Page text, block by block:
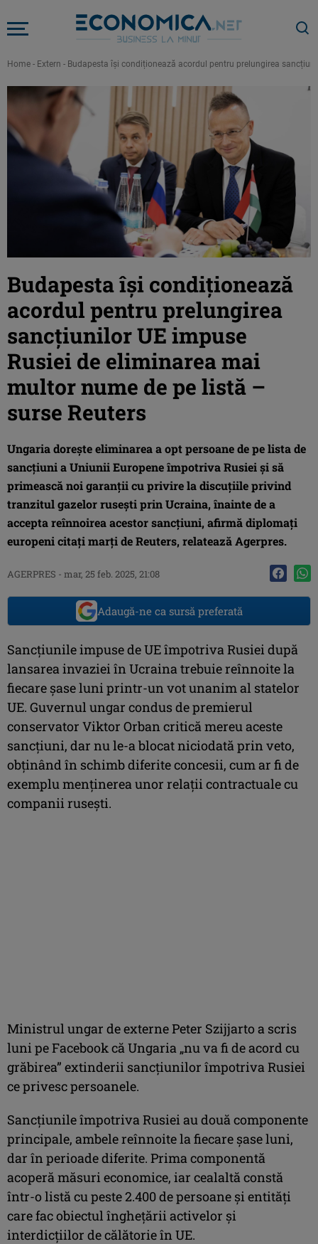
Home - Extern - Budapesta își condiționează acordul pentru prelungirea
Budapesta își condiționează
acordul pentru prelungirea
sancțiunilor UE impuse
Rusiei de eliminarea mai
multor nume de pe listă –
surse Reuters
Ungaria doreşte eliminarea a opt persoane de pe lista de
sancţiuni a Uniunii Europene împotriva Rusiei şi să
primească noi garanţii cu privire la discuţiile privind
tranzitul gazelor ruseşti prin Ucraina, înainte de a
accepta reînnoirea acestor sancţiuni, afirmă diplomaţi
europeni citaţi marţi de Reuters, relatează Agerpres.
AGERPRES - mar, 25 feb. 2025, 21:08
Adaugă-ne ca sursă preferată
Sancţiunile impuse de UE împotriva Rusiei după
lansarea invaziei în Ucraina trebuie reînnoite la
fiecare şase luni printr-un vot unanim al statelor
UE. Guvernul ungar condus de premierul
conservator Viktor Orban critică mereu aceste
sancţiuni, dar nu le-a blocat niciodată prin veto,
obţinând în schimb diferite concesii, cum ar fi de
exemplu menţinerea unor relaţii contractuale cu
companii ruseşti.
Ministrul ungar de externe Peter Szijjarto a scris
luni pe Facebook că Ungaria „nu va fi de acord cu
grăbirea” extinderii sancţiunilor împotriva Rusiei
ce privesc persoanele.
Sancţiunile împotriva Rusiei au două componente
principale, ambele reînnoite la fiecare şase luni,
dar în perioade diferite. Prima componentă
acoperă măsuri economice, iar cealaltă constă
într-o listă cu peste 2.400 de persoane şi entităţi
care fac obiectul îngheţării activelor şi
interdicţiilor de călătorie în UE.